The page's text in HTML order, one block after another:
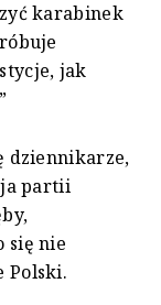
karabinek
jak
dziennikarze,
partii
się nie
Polski.